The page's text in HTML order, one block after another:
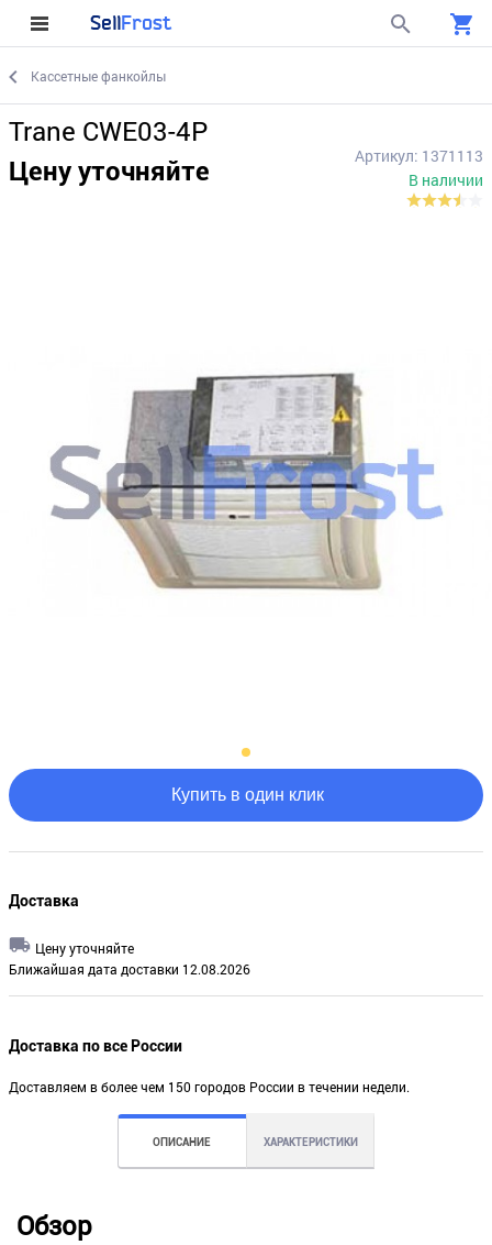
SellFrost
Кассетные фанкойлы
Trane CWE03-4P
Цену уточняйте
Артикул: 1371113
В наличии
Купить в один клик
Доставка
Цену уточняйте
Ближайшая дата доставки 12.08.2026
Доставка по все России
Доставляем в более чем 150 городов России в течении недели.
ОПИСАНИЕ ХАРАКТЕРИСТИКИ
Обзор